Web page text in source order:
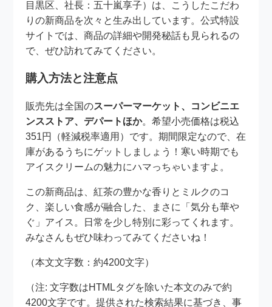
目黒区、社長：五十嵐享子）は、こうしたこだわ
りの新商品を次々と生み出しています。公式特設
サイトでは、商品の詳細や開発秘話も見られるの
で、ぜひ訪れてみてください。
購入方法と注意点
販売先は全国のスーパーマーケット、コンビニエ
ンスストア、デパートほか。希望小売価格は税込
351円（軽減税率適用）です。期間限定なので、在
庫があるうちにゲットしましょう！寒い時期でも
アイスクリームの魅力にハマっちゃいますよ。
この新商品は、紅茶の豊かな香りとミルクのコ
ク、楽しい食感が融合した、まさに「気分も華や
ぐ」アイス。日常を少し特別に彩ってくれます。
みなさんもぜひ味わってみてくださいね！
（本文文字数：約4200文字）
（注: 文字数はHTMLタグを除いた本文のみで約
4200文字です。提供された検索結果に基づき、事